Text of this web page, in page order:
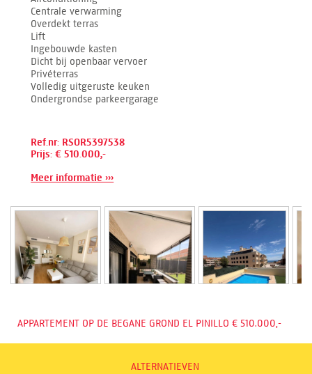
Centrale verwarming
Overdekt terras
Lift
Ingebouwde kasten
Dicht bij openbaar vervoer
Privéterras
Volledig uitgeruste keuken
Ondergrondse parkeergarage
Ref.nr: RSOR5397538
Prijs: € 510.000,-
Meer informatie ›››
APPARTEMENT OP DE BEGANE GROND EL PINILLO € 510.000,-
ALTERNATIEVEN